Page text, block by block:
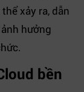
xảy ra, dẫn
hưởng
bền